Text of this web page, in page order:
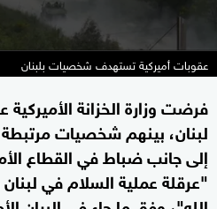
عقوبات أميركية تستهدف شخصيات بلبنان
لبنان، بينهم شخصيات مرتبطة
إلى جانب ضباط في القطاع
"عرقلة عملية السلام في